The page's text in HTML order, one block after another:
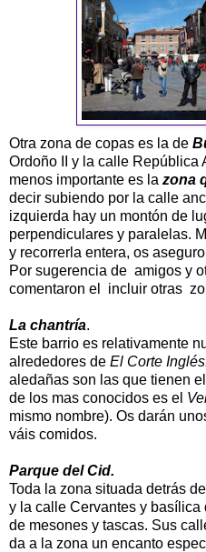
Otra zona de copas es la de
Ordoño II y la calle República
menos importante es la zona
decir subiendo por la calle
izquierda hay un montón de
perpendiculares y paralelas.
y recorrerla entera, os
Por sugerencia de amigos y
comentaron el incluir otras
La chantría.
Este barrio es relativamente
alrededores de El Corte
aledañas son las que tienen
de los mas conocidos es el
mismo nombre). Os darán
váis comidos.
Parque del Cid.
Toda la zona situada detrás
y la calle Cervantes y
de mesones y tascas. Sus
da a la zona un encanto